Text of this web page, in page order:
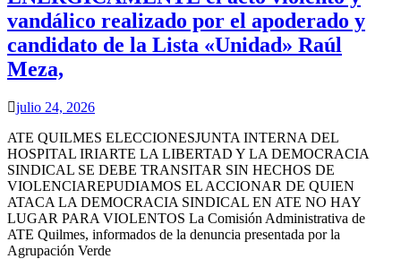
vandálico realizado por el apoderado y
candidato de la Lista «Unidad» Raúl
Meza,
julio 24, 2026
ATE QUILMES ELECCIONESJUNTA INTERNA DEL
HOSPITAL IRIARTE LA LIBERTAD Y LA DEMOCRACIA
SINDICAL SE DEBE TRANSITAR SIN HECHOS DE
VIOLENCIAREPUDIAMOS EL ACCIONAR DE QUIEN
ATACA LA DEMOCRACIA SINDICAL EN ATE NO HAY
LUGAR PARA VIOLENTOS La Comisión Administrativa de
ATE Quilmes, informados de la denuncia presentada por la
Agrupación Verde